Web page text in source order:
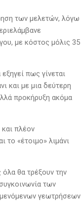
των μελετών, λόγω
με κόστος μόλις 35
πως γίνεται
και με μια δεύτερη
προκήρυξη ακόμα
πλέον
«έτοιμο» λιμάνι
θα τρέξουν την
των
γεωτρήσεων